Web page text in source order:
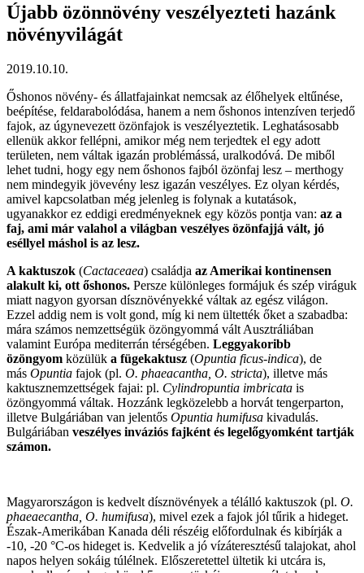
Újabb özönnövény veszélyezteti hazánk
növényvilágát
2019.10.10.
Őshonos növény- és állatfajainkat nemcsak az élőhelyek eltűnése,
beépítése, feldarabolódása, hanem a nem őshonos intenzíven terjedő
fajok, az úgynevezett özönfajok is veszélyeztetik. Leghatásosabb
ellenük akkor fellépni, amikor még nem terjedtek el egy adott
területen, nem váltak igazán problémássá, uralkodóvá. De miből
lehet tudni, hogy egy nem őshonos fajból özönfaj lesz – merthogy
nem mindegyik jövevény lesz igazán veszélyes. Ez olyan kérdés,
amivel kapcsolatban még jelenleg is folynak a kutatások,
ugyanakkor ez eddigi eredményeknek egy közös pontja van: az a
faj, ami már valahol a világban veszélyes özönfajjá vált, jó
eséllyel máshol is az lesz.
A kaktuszok (Cactaceaea) családja az Amerikai kontinensen
alakult ki, ott őshonos. Persze különleges formájuk és szép viráguk
miatt nagyon gyorsan dísznövényekké váltak az egész világon.
Ezzel addig nem is volt gond, míg ki nem ültették őket a szabadba:
mára számos nemzettségük özöngyommá vált Ausztráliában
valamint Európa mediterrán térségében. Leggyakoribb
özöngyom közülük a fügekaktusz (Opuntia ficus-indica), de
más Opuntia fajok (pl. O. phaeacantha, O. stricta), illetve más
kaktusznemzettségek fajai: pl. Cylindropuntia imbricata is
özöngyommá váltak. Hozzánk legközelebb a horvát tengerparton,
illetve Bulgáriában van jelentős Opuntia humifusa kivadulás.
Bulgáriában veszélyes inváziós fajként és legelőgyomként tartják
számon.
Magyarországon is kedvelt dísznövények a télálló kaktuszok (pl. O.
phaeaecantha, O. humifusa), mivel ezek a fajok jól tűrik a hideget.
Észak-Amerikában Kanada déli részéig előfordulnak és kibírják a
-10, -20 °C-os hideget is. Kedvelik a jó vízáteresztésű talajokat, ahol
napos helyen sokáig túlélnek. Előszeretettel ültetik ki utcára is,